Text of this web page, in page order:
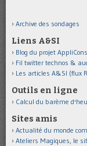
Archive des sondages
Liens A&SI
Blog du projet
Fil twitter technos &
Les articles A&SI (flux
Outils en ligne
Calcul du barème
Sites amis
Actualité du monde
Ateliers Magiques, le